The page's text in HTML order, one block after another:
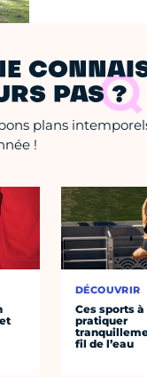
PAS ?
plans
!
DÉCOUVRIR
Ces sports à
pratiquer
fil de l’eau